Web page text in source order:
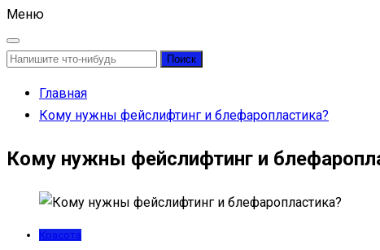
Меню
Найти:
Главная
Кому нужны фейслифтинг и блефаропластика?
Кому нужны фейслифтинг и
Красота